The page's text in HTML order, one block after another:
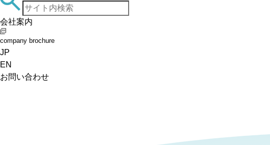
会社案内
company brochure
JP
EN
お問い合わせ